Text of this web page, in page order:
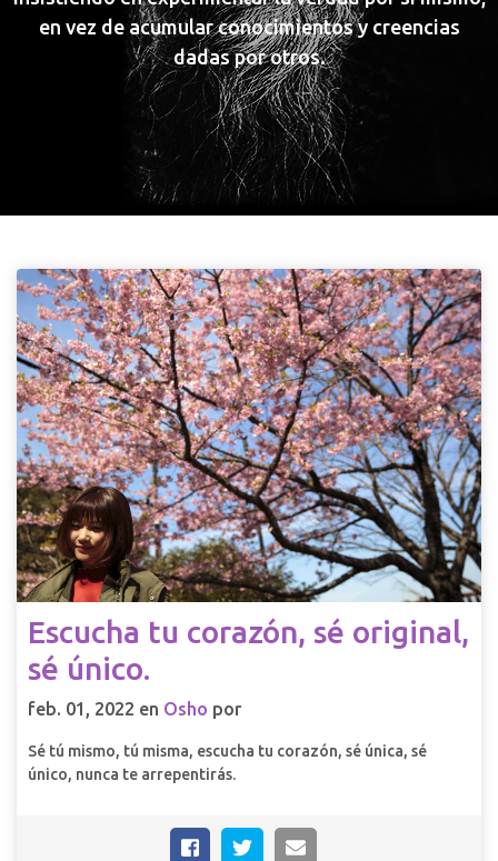
en vez de acumular conocimientos y creencias
dadas por otros.
Escucha tu corazón, sé original,
sé único.
feb. 01, 2022 en Osho por
Sé tú mismo, tú misma, escucha tu corazón, sé única, sé
único, nunca te arrepentirás.